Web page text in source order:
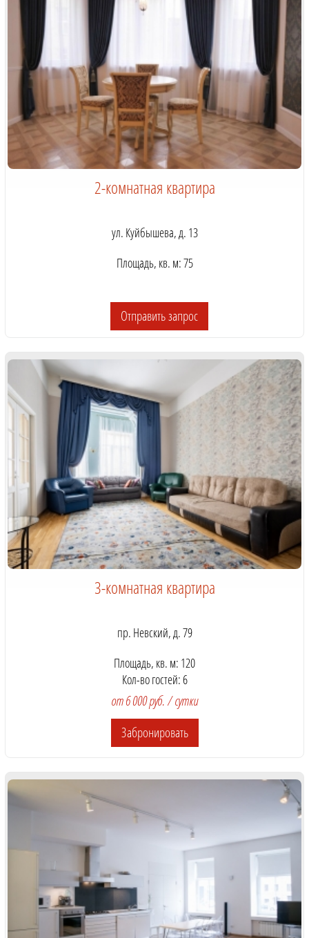
2-комнатная квартира
ул. Куйбышева, д. 13
Площадь, кв. м: 75
Отправить запрос
3-комнатная квартира
пр. Невский, д. 79
Площадь, кв. м: 120
Кол-во гостей: 6
от 6 000 руб. / сутки
Забронировать